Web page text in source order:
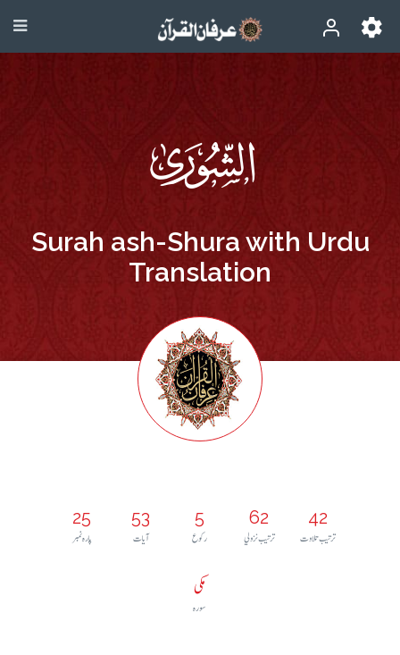
Surah ash-Shura with Urdu
Translation
25
پارہ نمبر
53
آيات
5
رکوع
62
ترتيب نزولي
42
ترتيب تلاوت
مکی
سورہ